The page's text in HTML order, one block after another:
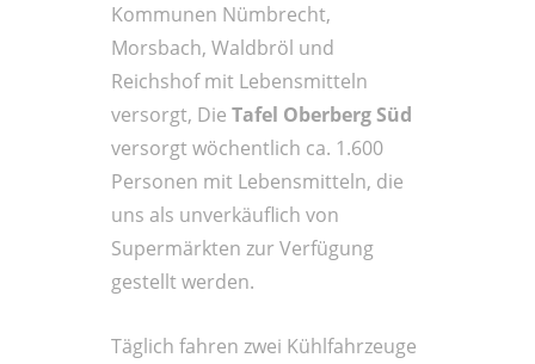
Kommunen Nümbrecht,
Morsbach, Waldbröl und
Reichshof mit Lebensmitteln
versorgt, Die Tafel Oberberg Süd
versorgt wöchentlich ca. 1.600
Personen mit Lebensmitteln, die
uns als unverkäuflich von
Supermärkten zur Verfügung
gestellt werden.
Täglich fahren zwei Kühlfahrzeuge